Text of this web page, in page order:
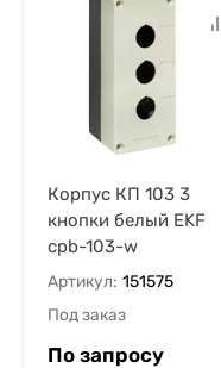
Корпус КП 103 3
кнопки белый EKF
cpb-103-w
Артикул: 151575
Под заказ
По запросу